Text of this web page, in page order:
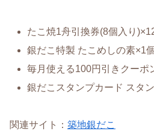
たこ焼1舟引換券(8個入り
銀だこ特製 たこめしの素×1個
毎月使える100円引きクーポ
銀だこスタンプカード スタ
関連サイト： 築地銀だこ